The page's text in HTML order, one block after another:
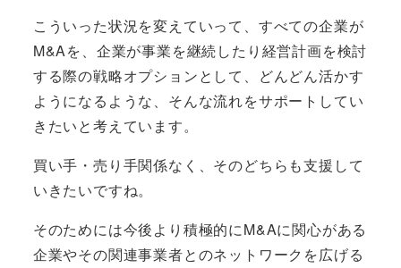
こういった状況を変えていって、すべての企業が
M&Aを、企業が事業を継続したり経営計画を検討
する際の戦略オプションとして、どんどん活かす
ようになるような、そんな流れをサポートしてい
きたいと考えています。
買い手・売り手関係なく、そのどちらも支援して
いきたいですね。
そのためには今後より積極的にM&Aに関心がある
企業やその関連事業者とのネットワークを広げる